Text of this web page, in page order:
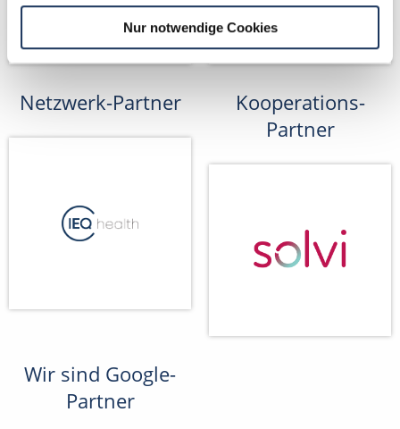
Nur notwendige Cookies
Netzwerk-Partner
Kooperations-
Partner
Wir sind Google-
Partner